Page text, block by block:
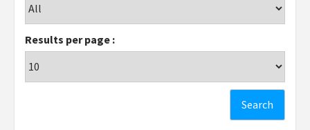
Results per page :